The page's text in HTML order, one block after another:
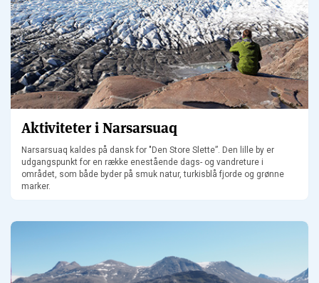
Aktiviteter i Narsarsuaq
Narsarsuaq kaldes på dansk for "Den Store Slette”. Den lille by er
udgangspunkt for en række enestående dags- og vandreture i
området, som både byder på smuk natur, turkisblå fjorde og grønne
marker.